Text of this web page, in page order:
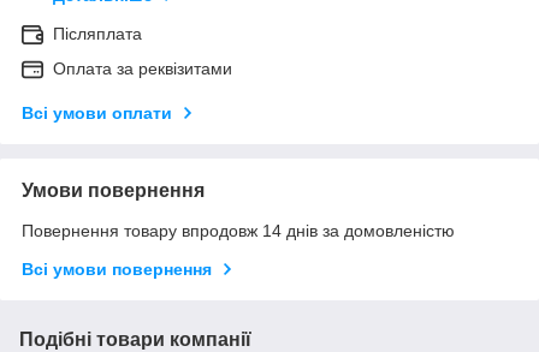
Післяплата
Оплата за реквізитами
Всі умови оплати
Умови повернення
Повернення товару впродовж 14 днів за домовленістю
Всі умови повернення
Подібні товари компанії